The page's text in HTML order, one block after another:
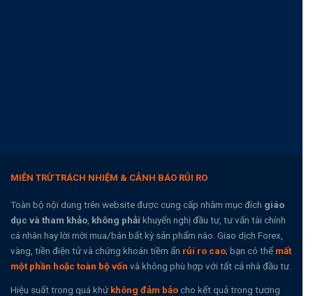
MIỄN TRỪ TRÁCH NHIỆM & CẢNH BÁO RỦI RO
Toàn bộ nội dung trên website được cung cấp nhằm mục đích giáo
dục và tham khảo không phải khuyến nghị đầu tư, tư vấn tài chính
cá nhân hay lời mời mua/bán bất kỳ sản phẩm nào. Giao dịch Forex,
vàng, tiền điện tử và chứng khoán tiềm ẩn rủi ro cao; bạn có thể mất
một phần hoặc toàn bộ vốn và không phù hợp với tất cả nhà đầu tư.
Hiệu suất trong quá khứkhông đảm bảocho kết quả trong tương